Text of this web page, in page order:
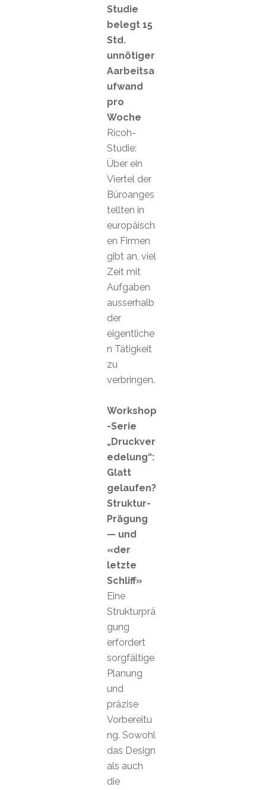
Studie
belegt 15
Std.
unnötiger
Aarbeitsa
ufwand
pro
Woche
Ricoh-
Studie:
Über ein
Viertel der
Büroanges
tellten in
europäisch
en Firmen
gibt an, viel
Zeit mit
Aufgaben
ausserhalb
der
eigentliche
n Tätigkeit
zu
verbringen.
Workshop
-Serie
„Druckver
edelung“:
Glatt
gelaufen?
Struktur-
Prägung
— und
«der
letzte
Schliff»
Eine
Strukturprä
gung
erfordert
sorgfältige
Planung
und
präzise
Vorbereitu
ng. Sowohl
das Design
als auch
die